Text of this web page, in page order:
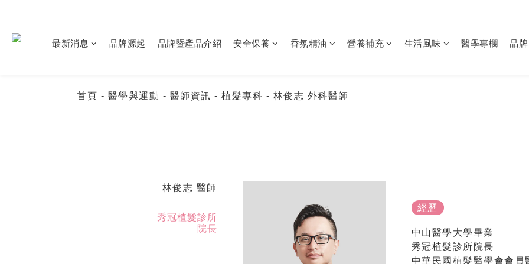
最新消息 品牌源起 品牌暨產品介紹 安全保養 香氛精油 營養補充 生活風味 醫學專欄 品
首頁 - 醫學與運動 - 醫師資訊 - 植髮專科 - 林俊志 外科醫師
林俊志 醫師
秀冠植髮診所
院長
經歷
中山醫學大學畢業
秀冠植髮診所院長
中華民國植髮醫學會會員